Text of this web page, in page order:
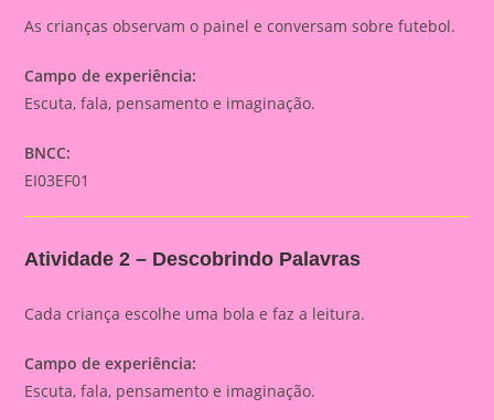
As crianças observam o painel e conversam sobre futebol.
Campo de experiência:
Escuta, fala, pensamento e imaginação.
BNCC:
EI03EF01
Atividade 2 – Descobrindo Palavras
Cada criança escolhe uma bola e faz a leitura.
Campo de experiência:
Escuta, fala, pensamento e imaginação.